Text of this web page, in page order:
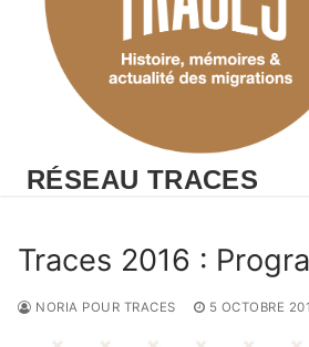
RÉSEAU TRACES
Traces 2016 :
NORIA POUR TRACES 5 OCTOBRE